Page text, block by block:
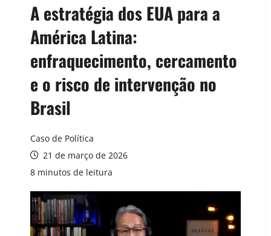
A estratégia dos EUA para a
América Latina:
enfraquecimento, cercamento
e o risco de intervenção no
Brasil
Caso de Política
21 de março de 2026
8 minutos de leitura